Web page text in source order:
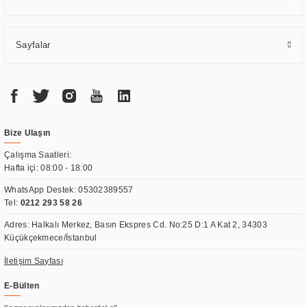
Sayfalar
Bize Ulaşın
Çalışma Saatleri:
Hafta içi: 08:00 - 18:00
WhatsApp Destek:05302389557
Tel: 0212 293 58 26
Adres: Halkalı Merkez, Basın Ekspres Cd. No:25 D:1 A Kat 2, 34303
Küçükçekmece/İstanbul
İletişim Sayfası
E-Bülten